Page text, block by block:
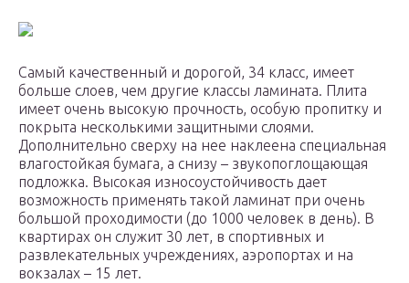
Самый качественный и дорогой, 34 класс, имеет
больше слоев, чем другие классы ламината. Плита
имеет очень высокую прочность, особую пропитку и
покрыта несколькими защитными слоями.
Дополнительно сверху на нее наклеена специальная
влагостойкая бумага, а снизу – звукопоглощающая
подложка. Высокая износоустойчивость дает
возможность применять такой ламинат при очень
большой проходимости (до 1000 человек в день). В
квартирах он служит 30 лет, в спортивных и
развлекательных учреждениях, аэропортах и на
вокзалах – 15 лет.